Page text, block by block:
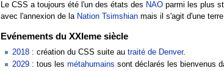
Le CSS a toujours été l'un des états des NAOparmi les plus
avec l'annexion de la Nation Tsimshianmais il s'agit d'une
Evénements du XXIeme siècle
2018: création du CSS suite au traité de Denver.
2029: tous les métahumains sont déclarés les bienvenus